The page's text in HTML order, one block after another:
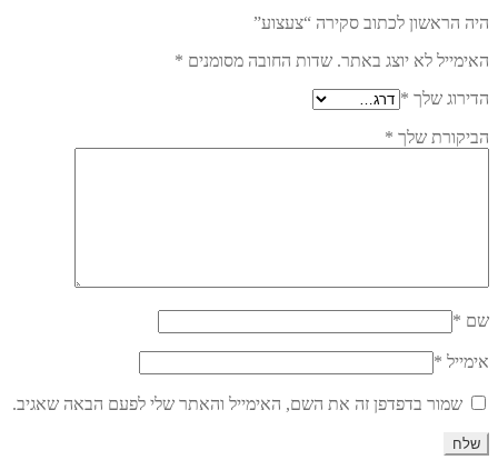
היה הראשון לכתוב סקירה “צעצוע”
האימייל לא יוצג באתר. שדות החובה מסומנים *
הדירוג שלך *
הביקורת שלך *
שם *
אימייל *
שמור בדפדפן זה את השם, האימייל והאתר שלי לפעם הבאה שאגיב.